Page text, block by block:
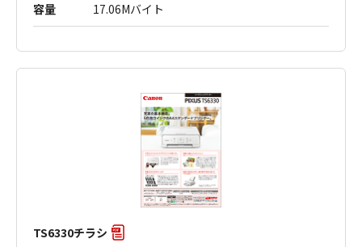
容量 17.06Mバイト
TS6330チラシ